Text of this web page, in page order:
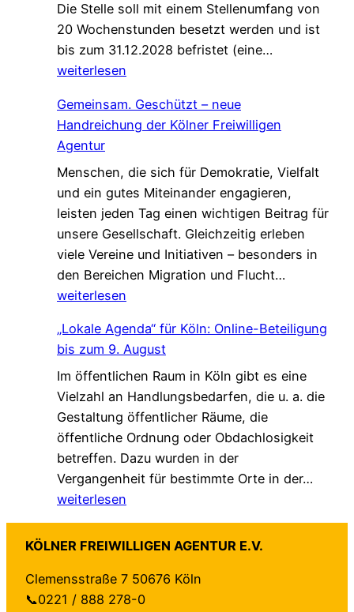
e
n
e
a
l
k
t
e
n
h
a
t
,
d
i
e
d
L
b
e
n
v
e
r
n
d
Die Stelle soll mit einem Stellenumfang von
20 Wochenstunden besetzt werden und ist
bis zum 31.12.2028 befristet (eine…
u
h
e
n
V
e
r
ä
k
u
g
weiterlesen
Gemeinsam. Geschützt – neue
Handreichung der Kölner Freiwilligen
Agentur
Menschen, die sich für Demokratie, Vielfalt
und ein gutes Miteinander engagieren,
leisten jeden Tag einen wichtigen Beitrag für
unsere Gesellschaft. Gleichzeitig erleben
viele Vereine und Initiativen – besonders in
den Bereichen Migration und Flucht…
e
n
s
m
G
s
weiterlesen
„Lokale Agenda“ für Köln: Online-Beteiligung
bis zum 9. August
Im öffentlichen Raum in Köln gibt es eine
Vielzahl an Handlungsbedarfen, die u. a. die
Gestaltung öffentlicher Räume, die
öffentliche Ordnung oder Obdachlosigkeit
betreffen. Dazu wurden in der
Vergangenheit für bestimmte Orte in der…
o
weiterlesen
KÖLNER FREIWILLIGEN AGENTUR E.V.
Clemensstraße 7 50676 Köln
📞0221 / 888 278-0